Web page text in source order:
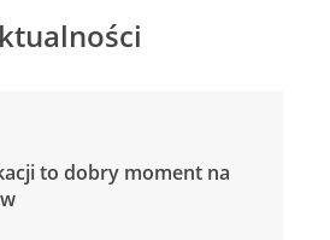
to dobry moment na